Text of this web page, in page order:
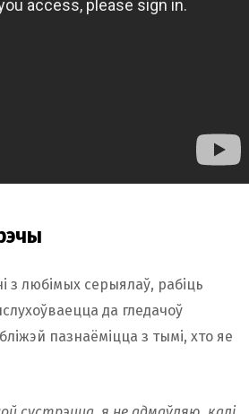
з любімых серыялаў, рабіць
да гледачоў
пазнаёміцца з тымі, хто яе